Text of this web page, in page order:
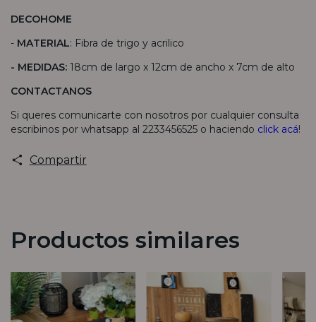
DECOHOME
- MATERIAL: Fibra de trigo y acrilico
- MEDIDAS: 18cm de largo x 12cm de ancho x 7cm de alto
CONTACTANOS
Si queres comunicarte con nosotros por cualquier consulta
escribinos por whatsapp al 2233456525 o haciendo click acá!
Compartir
Productos similares